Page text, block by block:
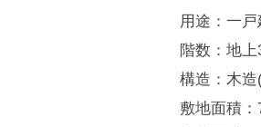
用途：一
階数：地上
構造：木
敷地面積：